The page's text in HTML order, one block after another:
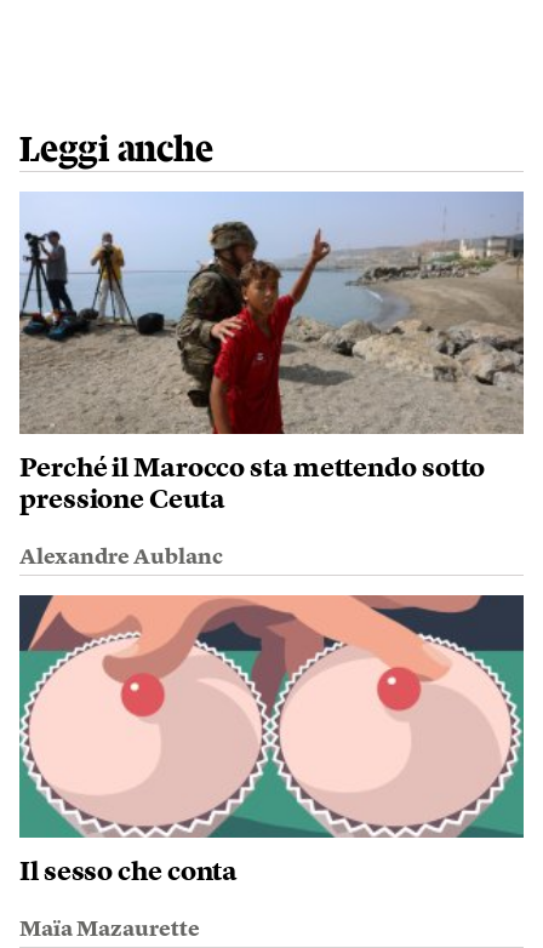
Leggi anche
Perché il Marocco sta mettendo sotto
pressione Ceuta
Alexandre Aublanc
Il sesso che conta
Maïa Mazaurette